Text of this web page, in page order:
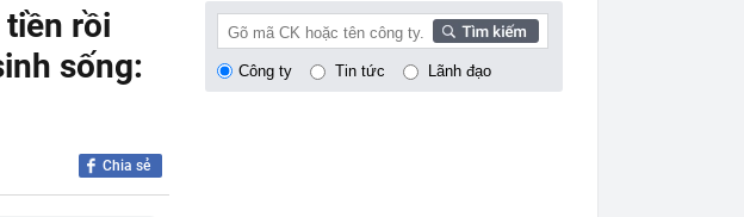
đã
1,4 tỷ
án
rồi
sống:
Chia sẻ
Công ty Tin tức Lãnh đạo